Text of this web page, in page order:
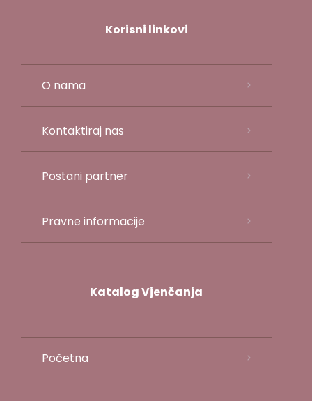
Korisni linkovi
O nama
Kontaktiraj nas
Postani partner
Pravne informacije
Katalog Vjenčanja
Početna